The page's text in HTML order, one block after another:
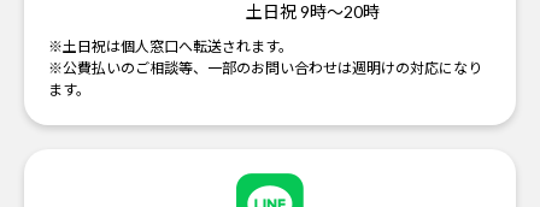
土日祝 9時～20時
※土日祝は個人窓口へ転送されます。
※公費払いのご相談等、一部のお問い合わせは週明けの対応になり
ます。